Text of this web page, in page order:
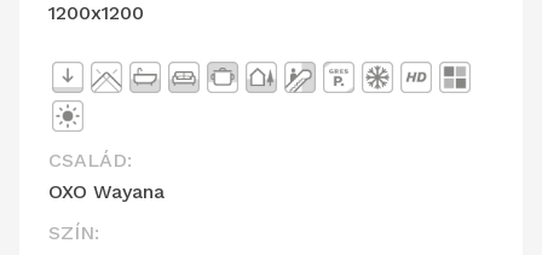
1200x1200
CSALÁD:
OXO Wayana
SZÍN: